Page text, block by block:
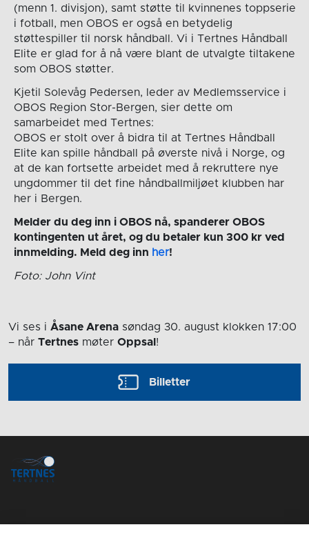
(menn 1. divisjon), samt støtte til kvinnenes toppserie
i fotball, men OBOS er også en betydelig
støttespiller til norsk håndball. Vi i Tertnes Håndball
Elite er glad for å nå være blant de utvalgte tiltakene
som OBOS støtter.
Kjetil Solevåg Pedersen, leder av Medlemsservice i
OBOS Region Stor-Bergen, sier dette om
samarbeidet med Tertnes:
OBOS er stolt over å bidra til at Tertnes Håndball
Elite kan spille håndball på øverste nivå i Norge, og
at de kan fortsette arbeidet med å rekruttere nye
ungdommer til det fine håndballmiljøet klubben har
her i Bergen.
Melder du deg inn i OBOS nå, spanderer OBOS
kontingenten ut året, og du betaler kun 300 kr ved
innmelding. Meld deg inn her!
Foto: John Vint
Vi ses i Åsane Arena søndag 30. august klokken 17:00
– når Tertnes møter Oppsal !
Billetter